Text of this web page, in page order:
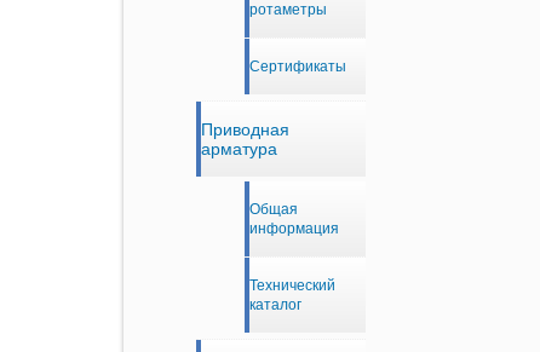
ротаметры
Сертификаты
Приводная
арматура
Общая
информация
Технический
каталог